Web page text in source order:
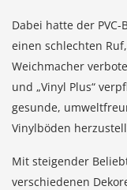
Dabei hatte der
einen schlechten
Weichmacher
und „Vinyl Plus“
gesunde,
Vinylböden
Mit steigender
verschiedenen